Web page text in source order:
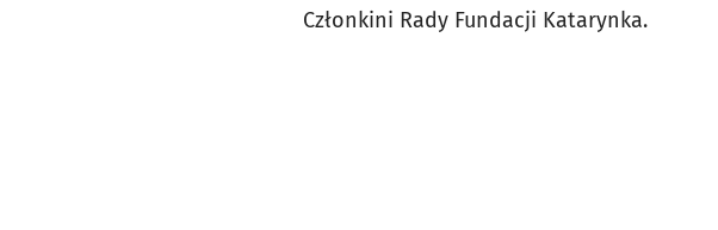
Członkini Rady Fundacji Katarynka.